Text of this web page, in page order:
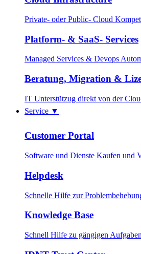
Private- oder Public- Cloud
Platform- & SaaS- Services
Managed Services & Devops
Beratung, Migration &
IT Unterstützug direkt von der
Service ▼
Customer Portal
Software und Dienste Kaufen und
Helpdesk
Schnelle Hilfe zur
Knowledge Base
Schnell Hilfe zu gängigen